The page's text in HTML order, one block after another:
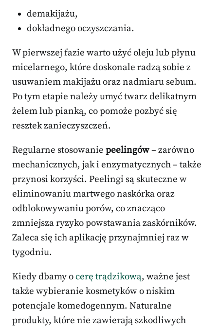
demakijażu,
dokładnego oczyszczania.
W pierwszej fazie warto użyć oleju lub płynu
micelarnego, które doskonale radzą sobie z
usuwaniem makijażu oraz nadmiaru sebum.
Po tym etapie należy umyć twarz delikatnym
żelem lub pianką, co pomoże pozbyć się
resztek zanieczyszczeń.
Regularne stosowanie peelingów– zarówno
mechanicznych, jak i enzymatycznych – także
przynosi korzyści. Peelingi są skuteczne w
eliminowaniu martwego naskórka oraz
odblokowywaniu porów, co znacząco
zmniejsza ryzyko powstawania zaskórników.
Zaleca się ich aplikację przynajmniej raz w
tygodniu.
Kiedy dbamy ocerę trądzikową, ważne jest
także wybieranie kosmetyków o niskim
potencjale komedogennym. Naturalne
produkty, które nie zawierają szkodliwych